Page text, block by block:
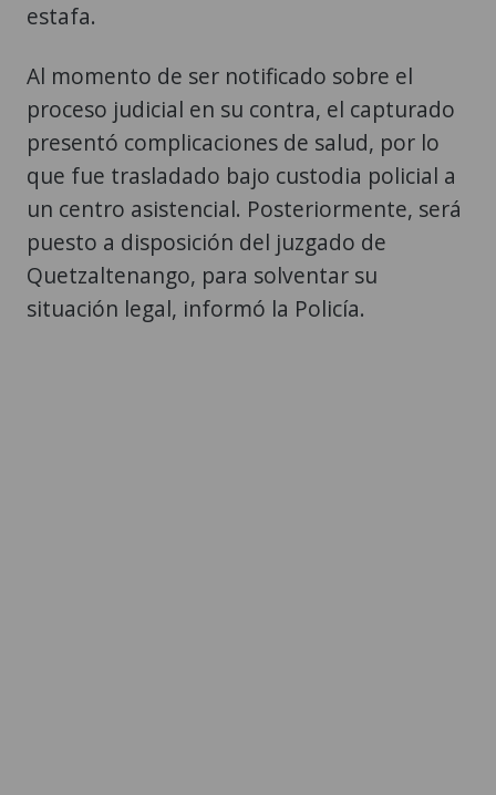
estafa.
Al momento de ser notificado sobre el
proceso judicial en su contra, el capturado
presentó complicaciones de salud, por lo
que fue trasladado bajo custodia policial a
un centro asistencial. Posteriormente, será
puesto a disposición del juzgado de
Quetzaltenango, para solventar su
situación legal, informó la Policía.